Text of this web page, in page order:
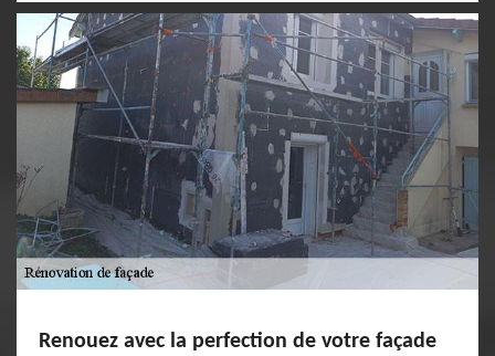
Renouez avec la perfection de votre façade